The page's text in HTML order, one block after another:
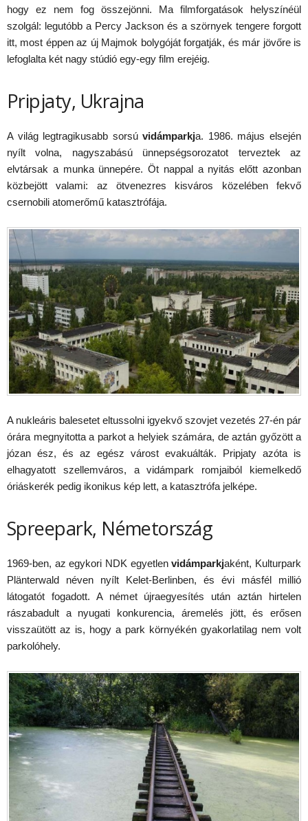
hogy ez nem fog összejönni. Ma filmforgatások helyszínéül
szolgál: legutóbb a Percy Jackson és a szörnyek tengere forgott
itt, most éppen az új Majmok bolygóját forgatják, és már jövőre is
lefoglalta két nagy stúdió egy-egy film erejéig.
Pripjaty, Ukrajna
A világ legtragikusabb sorsúvidámparkja. 1986. május elsején
nyílt volna, nagyszabású ünnepségsorozatot terveztek az
elvtársak a munka ünnepére. Öt nappal a nyitás előtt azonban
közbejött valami: az ötvenezres kisváros közelében fekvő
csernobili atomerőmű katasztrófája.
A nukleáris balesetet eltussolni igyekvő szovjet vezetés 27-én pár
órára megnyitotta a parkot a helyiek számára, de aztán győzött a
józan ész, és az egész várost evakuálták. Pripjaty azóta is
elhagyatott szellemváros, a vidámpark romjaiból kiemelkedő
óriáskerék pedig ikonikus kép lett, a katasztrófa jelképe.
Spreepark, Németország
1969-ben, az egykori NDK egyetlenvidámparkjaként, Kulturpark
Plänterwald néven nyílt Kelet-Berlinben, és évi másfél millió
látogatót fogadott. A német újraegyesítés után aztán hirtelen
rászabadult a nyugati konkurencia, áremelés jött, és erősen
visszaütött az is, hogy a park környékén gyakorlatilag nem volt
parkolóhely.